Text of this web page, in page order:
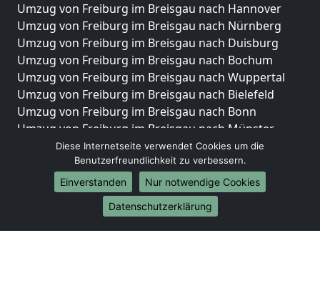
Umzug von Freiburg im Breisgau nach Hannover
Umzug von Freiburg im Breisgau nach Nürnberg
Umzug von Freiburg im Breisgau nach Duisburg
Umzug von Freiburg im Breisgau nach Bochum
Umzug von Freiburg im Breisgau nach Wuppertal
Umzug von Freiburg im Breisgau nach Bielefeld
Umzug von Freiburg im Breisgau nach Bonn
Umzug von Freiburg im Breisgau nach Münster
Internationale-Umzüge
Umzug von Freiburg im Breisgau nach Brasilien
Umzug von Freiburg im Breisgau nach Brunei
Umzug von Freiburg im Breisgau nach Burkina Faso
Diese Internetseite verwendet Cookies um die
Benutzerfreundlichkeit zu verbessern.
Einverstanden
Nur notwendige Cookies
Datenschutzerklärung